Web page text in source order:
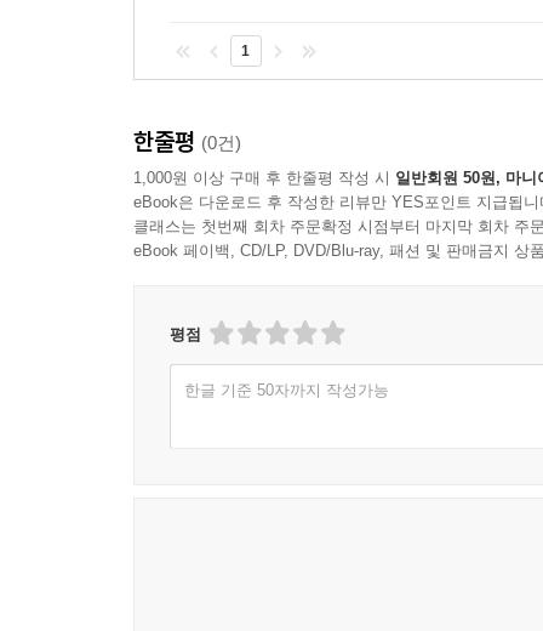
1
한줄평 (0건)
1,000원 이상 구매 후 한줄평 작성 시 일반회원 50원, 마니
eBook은 다운로드 후 작성한 리뷰만 YES포인트 지급됩니
클래스는 첫번째 회차 주문확정 시점부터 마지막 회차 주
eBook 페이백, CD/LP, DVD/Blu-ray, 패션 및 판매금지 상
평점
한글 기준 50자까지 작성가능